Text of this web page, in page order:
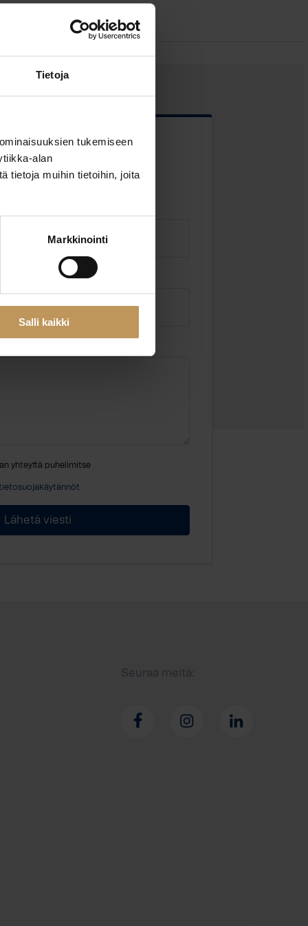
Tietoja
tukemiseen
alan
tietoja muihin tietoihin, joita
Markkinointi
Salli kaikki
Sähköposti*
yhteyttä puhelimitse
Seuraa meitä: